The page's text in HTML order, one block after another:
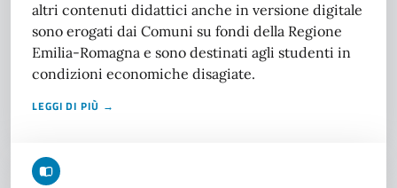
altri contenuti didattici anche in versione digitale
sono erogati dai Comuni su fondi della Regione
Emilia-Romagna e sono destinati agli studenti in
condizioni economiche disagiate.
LEGGI DI PIÙ →